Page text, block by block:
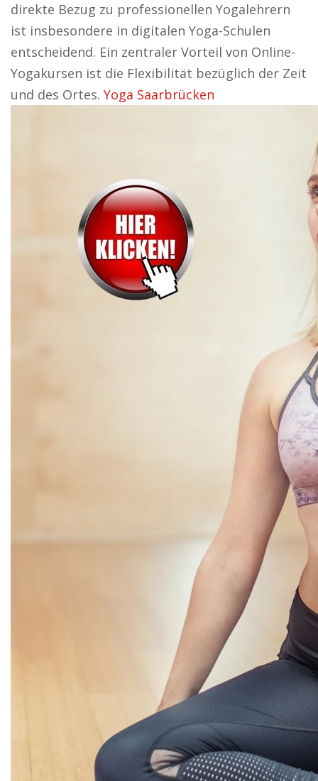
direkte Bezug zu professionellen Yogalehrern
ist insbesondere in digitalen Yoga-Schulen
entscheidend. Ein zentraler Vorteil von Online-
Yogakursen ist die Flexibilität bezüglich der Zeit
und des Ortes. Yoga Saarbrücken